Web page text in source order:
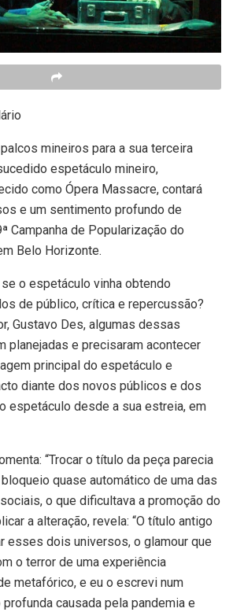
mineiros para a sua terceira
espetáculo mineiro,
como Ópera Massacre, contará
e um sentimento profundo de
Campanha de Popularização do
Belo Horizonte.
o espetáculo vinha obtendo
de público, crítica e repercussão?
Gustavo Des, algumas dessas
planejadas e precisaram acontecer
principal do espetáculo e
diante dos novos públicos e dos
espetáculo desde a sua estreia, em
“Trocar o título da peça parecia
quase automático de uma das
o que dificultava a promoção do
a alteração, revela: “O título antigo
esses dois universos, o glamour que
o terror de uma experiência
metafórico, e eu o escrevi num
causada pela pandemia e